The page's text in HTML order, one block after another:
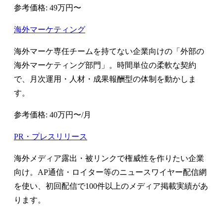
参考価格: 49万円〜
海外マーケティング
海外マーケ専任チームを持てない企業向けの「外部の
海外マーケティング部門」。時間単位の柔軟な契約
で、月次運用・人材・成果報酬型の体制を動かしま
す。
参考価格: 40万円〜/月
PR・プレスリリース
海外メディア露出・被リンクで権威性を作りたい企業
向け。AP通信・ロイター等のニュースワイヤー配信網
を使い、初回配信で100件以上のメディア掲載実績があ
ります。